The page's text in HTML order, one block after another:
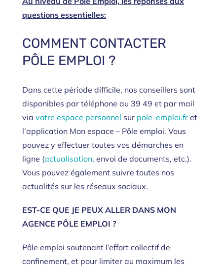
questions essentielles:
COMMENT CONTACTER
PÔLE EMPLOI ?
Dans cette période difficile, nos conseillers sont
disponibles par téléphone au 39 49 et par mail
via votre espace personnel sur pole-emploi.fret
l’application Mon espace – Pôle emploi. Vous
pouvez y effectuer toutes vos démarches en
ligne (actualisation, envoi de documents, etc.).
Vous pouvez également suivre toutes nos
actualités sur les réseaux sociaux.
EST-CE QUE JE PEUX ALLER DANS MON
AGENCE PÔLE EMPLOI ?
Pôle emploi soutenant l’effort collectif de
confinement, et pour limiter au maximum les